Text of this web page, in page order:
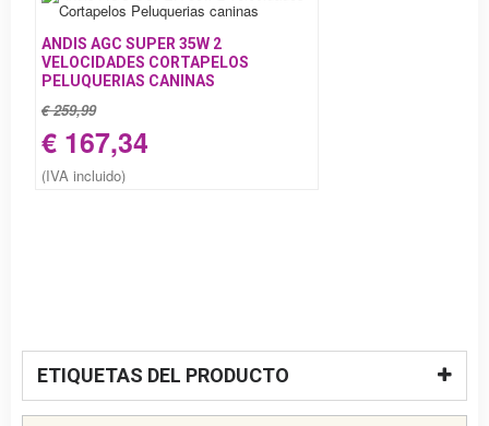
ANDIS AGC SUPER 35W 2
VELOCIDADES CORTAPELOS
PELUQUERIAS CANINAS
€ 259,99
€ 167,34
(IVA incluido)
ETIQUETAS DEL PRODUCTO